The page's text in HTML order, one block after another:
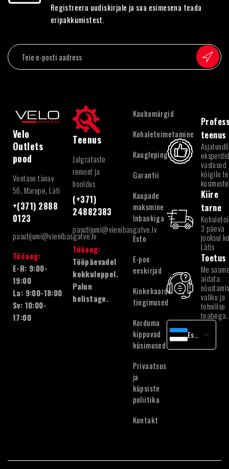
Registreeru uudiskirjale ja saa esimesena teada
eripakkumistest.
Velo
Outlets
pood
Ventase tänav
56, Marupe, Läti
+(371) 2888
0123
pasutijumi@vienibasgatve.lv
Tööaeg:
E-R: 9:00-
19:00
La: 9:00-18:00
Sv: 10:00-
17:00
Teenus
Jalgrataste
remont ja
hooldus
(+371)
24882383
pasutijumi@vienibasgatve.lv
Tööaeg:
Tööpäevadel
kokkuleppel.
Palun
helistage.
Kaubamärgid
Kohaletoimetamine
Kaugleping
Garantii
Kaupade
maksmine
Inbankiga
Esto
E-poe
eeskirjad
Kinkekaardi
tingimused
Korduma
kippuvad
küsimused
Privaatsus
ja
küpsiste
poliitika
Kontakt
teenus
vastused
kõigile
Kiire
tarne
3 päeva
jooksul
Lätis
Toetus
Me
aidata
valiku ja
tehnilise
teabega.
Latvian